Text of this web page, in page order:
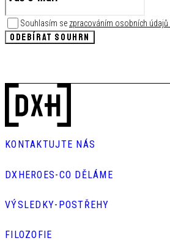
Souhlasím se zpracováním osobních údajů
ODEBÍRAT SOUHRN
KONTAKTUJTE NÁS
DXHEROES-CO DĚLÁME
VÝSLEDKY- POSTŘEHY
FILOZOFIE